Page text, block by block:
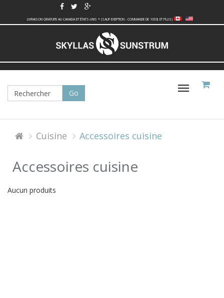
LIVRAISON GRATUITE AU CANADA ET ÉTATS-UNIS * (SAUF EXEPTION - COMMANDE DE 100$ ET PLUS)
Basculer
Cuisine Accessoires cuisine
Accessoires cuisine
Aucun produits